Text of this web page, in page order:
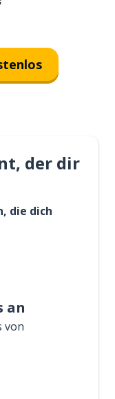
der dir
die dich
an
von